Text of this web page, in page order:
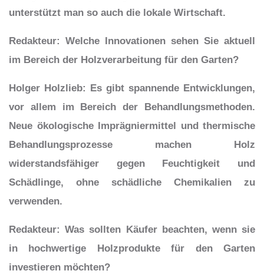
unterstützt man so auch die lokale Wirtschaft.
Redakteur: Welche Innovationen sehen Sie aktuell
im Bereich der Holzverarbeitung für den Garten?
Holger Holzlieb: Es gibt spannende Entwicklungen,
vor allem im Bereich der Behandlungsmethoden.
Neue ökologische Imprägniermittel und thermische
Behandlungsprozesse machen Holz
widerstandsfähiger gegen Feuchtigkeit und
Schädlinge, ohne schädliche Chemikalien zu
verwenden.
Redakteur: Was sollten Käufer beachten, wenn sie
in hochwertige Holzprodukte für den Garten
investieren möchten?